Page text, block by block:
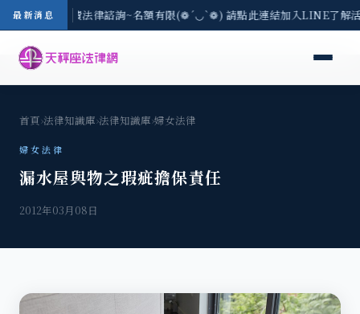
最新消息
3(一) 現場免費法律諮詢~名額有限(❁´◡`❁) 請點此連結加入LINE了
首頁›法律知識庫›法律知識庫›婦女法律
婦女法律
漏水屋與物之瑕疵擔保責任
2012年03月08日